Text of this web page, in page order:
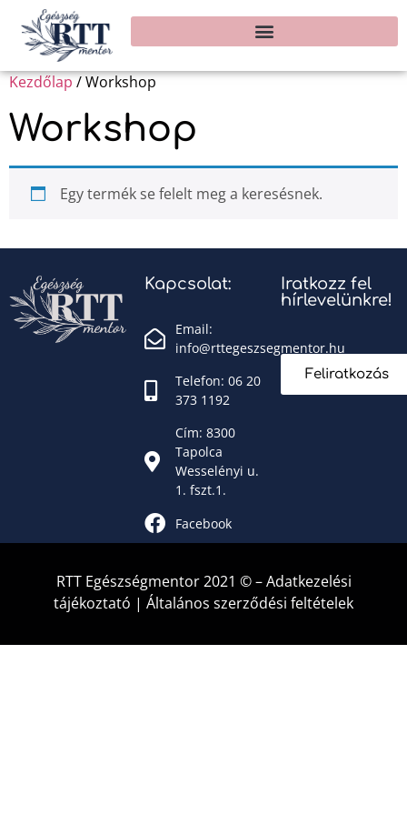
Kezdőlap/ Workshop
Workshop
Egy termék se felelt meg a keresésnek.
Kapcsolat:
Email:
info@rttegeszsegmentor.hu
Telefon: 06 20
373 1192
Cím: 8300
Tapolca
Wesselényi u.
1. fszt.1.
Facebook
Iratkozz fel
hírlevelünkre!
Feliratkozás
RTT Egészségmentor 2021 © –Adatkezelési
tájékoztató | Általános szerződési feltételek